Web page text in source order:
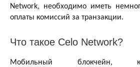
Network, необходимо иметь
оплаты комиссий за транзакции.
Что такое Celo Network?
Мобильный блокчейн,